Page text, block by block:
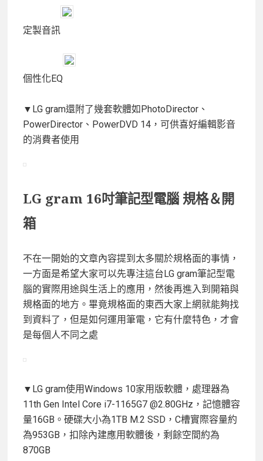
定製音訊
個性化EQ
▼LG gram還附了幾套軟體如PhotoDirector、
PowerDirector、PowerDVD 14，可供喜好編輯影音
的消費者使用
LG gram 16吋筆記型電腦 規格＆開
箱
不在一開始的文章內容提到太多關於規格面的事情，
一方面是希望大家可以先專注這台LG gram筆記型電
腦的實際用途與生活上的應用，然後再進入到開箱與
規格面的地方。畢竟規格面的東西大家上網就能夠找
到資料了，但是如何運用筆電，它有什麼特色，才會
是每個人不同之處
▼LG gram使用Windows 10家用版軟體，處理器為
11th Gen Intel Core i7-1165G7 @2.80GHz，記憶體容
量16GB。硬碟大小為1TB M.2 SSD，C槽實際容量約
為953GB，扣除內建應用軟體後，剩餘空間約為
870GB